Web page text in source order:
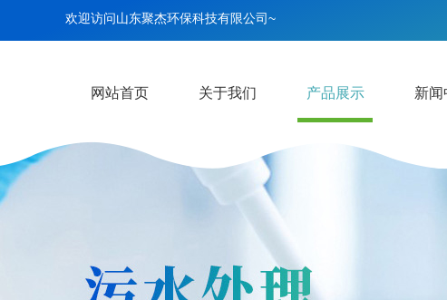
欢迎访问山东聚杰环保科技有限公司~
网站首页 关于我们 产品展示 新闻